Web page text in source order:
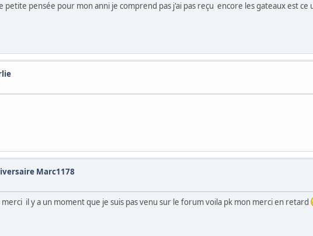
petite pensée pour mon anni je comprend pas j'ai pas reçu encore les gateaux est ce
Marc1178
il y a un moment que je suis pas venu sur le forum voila pk mon merci en retard